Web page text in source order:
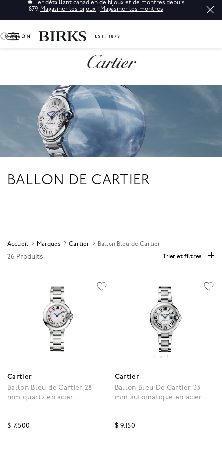
🍁Fier détaillant canadien de bijoux et de montres depuis
1879. Magasiner les bijoux Magasiner les montres
0
BALLON DE CARTIER
Accueil Marques Cartier Ballon Bleu de Cartier
26 Produits Trier et filtres
Cartier
Ballon Bleu de Cartier 28
mm quartz en acier
$ 7,500
Cartier
Ballon Bleu De Cartier 33
mm automatique en acier
$ 9,150